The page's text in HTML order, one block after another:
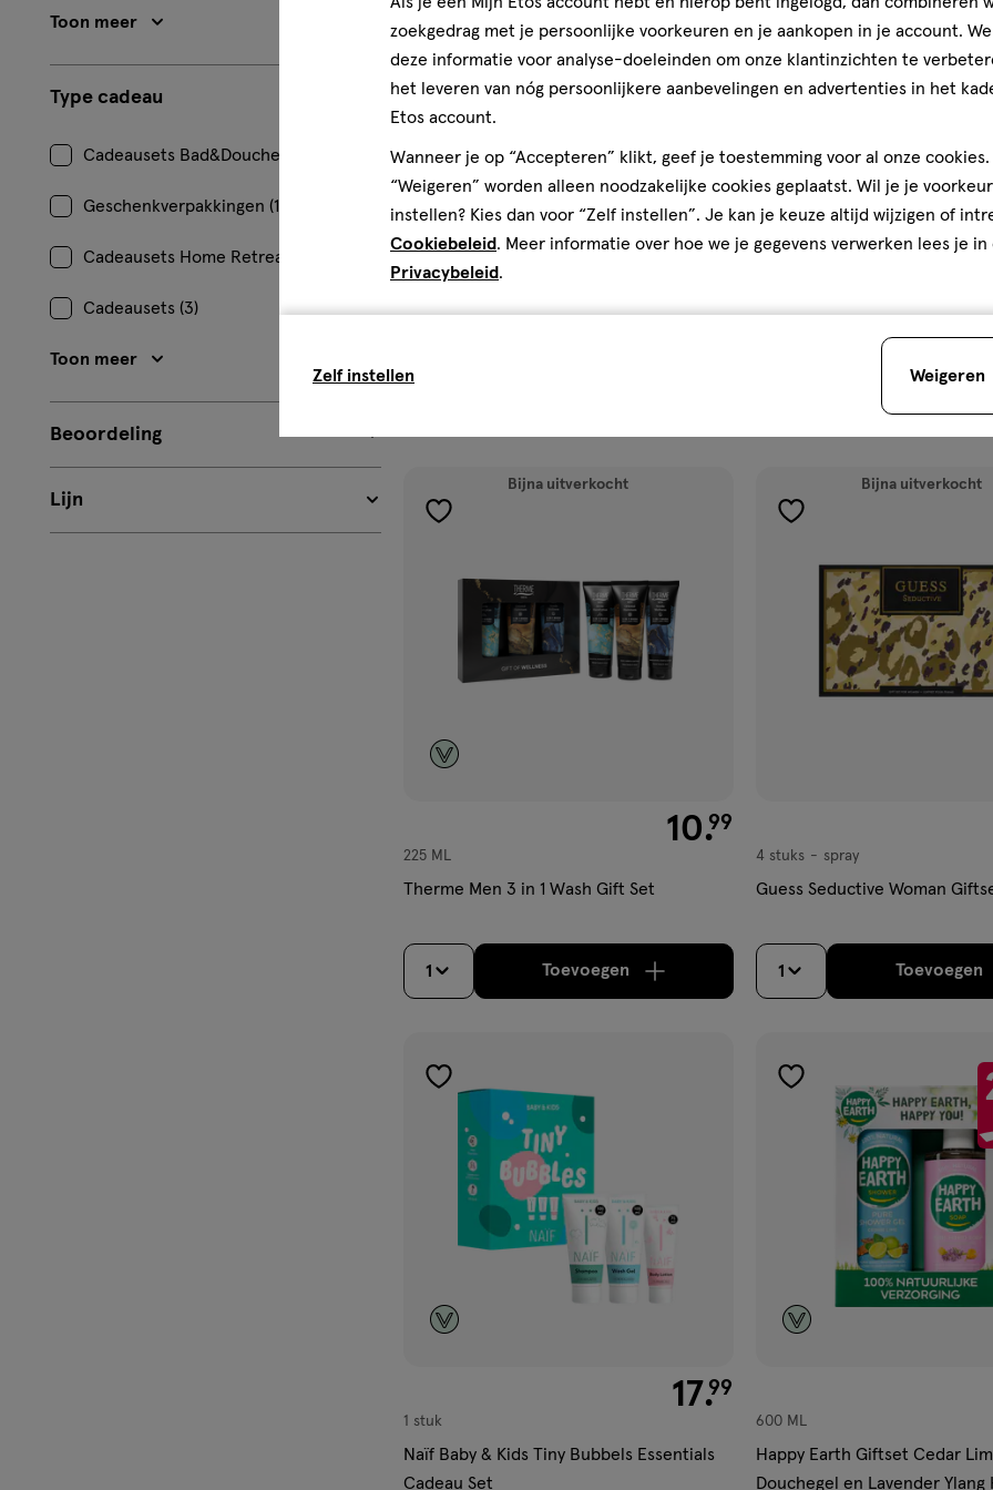
Toon meer
Type cadeau
Cadeausets Bad&Douche (41)
Geschenkverpakkingen (13)
Cadeausets Home Retreat (4)
Cadeausets (3)
Toon meer
Beoordeling
Lijn
verlanglijst
€ 19.95
19.95
1 stuk
JANZEN Giftset S Body &C Vanilla Peach
Limiet bereikt.Je kan
verlanglijst
Zwitsal Baby & Kids Essentials
Geschenkset 3x200 ML
Bijna uitverkocht
toevoegen
verlanglijst
€ 10.99
10.99
225 ML
Therme Men 3 in 1 Wash Gift Set
1 Toevoegenverhoog aantal met één, Bijna uitverkocht!Er
Bijna uitverkocht
toevoegen
verlanglijst
spray
4 stuks spray
Guess Seductive Woman
1 Toevoegen
toevoegen
verlanglijst
€ 17.99
17.99
1 stuk
Naïf Baby & Kids Tiny Bubbels Essentials
Cadeau Set
toevoegen
verlanglijst
600 ML
Happy Earth Giftset Cedar
Douchegel en Lavender Ylang
zoekgedrag met je persoonlijke voorkeuren en je aankopen in je account.
deze informatie voor analyse-doeleinden om onze klantinzichten te
het leveren van nóg persoonlijkere aanbevelingen en advertenties in het
Etos account.
Wanneer je op “Accepteren” klikt, geef je toestemming voor al onze cookies.
“Weigeren” worden alleen noodzakelijke cookies geplaatst. Wil je je
instellen? Kies dan voor “Zelf instellen”. Je kan je keuze altijd wijzigen of
Cookiebeleid. Meer informatie over hoe we je gegevens verwerken lees je in
Privacybeleid.
Zelf instellen Weigeren